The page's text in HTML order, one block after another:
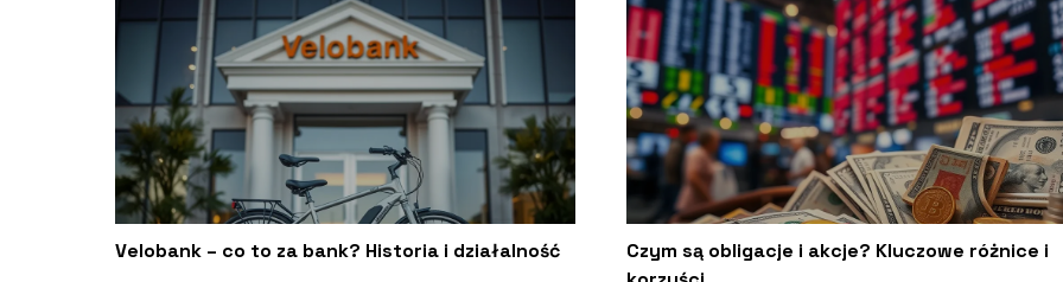
Velobank – co to za bank? Historia i działalność
Czym są obligacje i akcje? Kluczowe różnice i